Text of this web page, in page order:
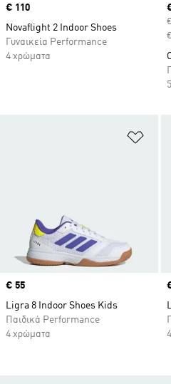
Price
€ 110
Novaflight 2 Indoor Shoes
Γυναικεία Performance
4 χρώματα
Price
€ 55
Ligra 8 Indoor Shoes Kids
Παιδικά Performance
4 χρώματα